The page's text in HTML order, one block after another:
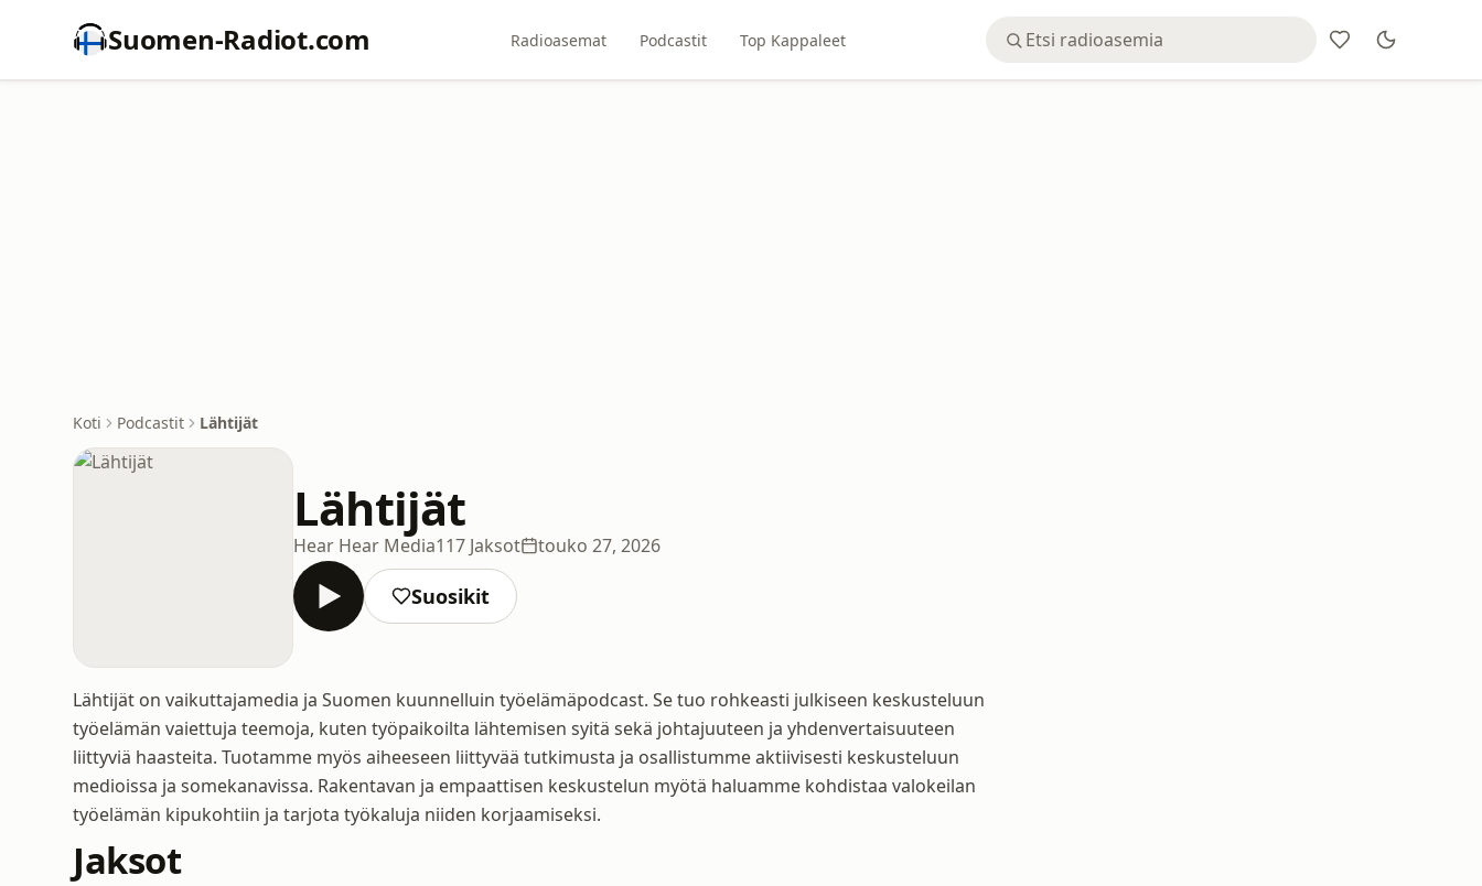
Suomen-Radiot.com Radioasemat Podcastit Top Kappaleet
Koti Podcastit Lähtijät
Lähtijät
Hear Hear Media117 Jaksot touko 27, 2026
Suosikit
Lähtijät on vaikuttajamedia ja Suomen kuunnelluin työelämäpodcast. Se tuo rohkeasti julkiseen keskusteluun
työelämän vaiettuja teemoja, kuten työpaikoilta lähtemisen syitä sekä johtajuuteen ja yhdenvertaisuuteen
liittyviä haasteita. Tuotamme myös aiheeseen liittyvää tutkimusta ja osallistumme aktiivisesti keskusteluun
medioissa ja somekanavissa. Rakentavan ja empaattisen keskustelun myötä haluamme kohdistaa valokeilan
työelämän kipukohtiin ja tarjota työkaluja niiden korjaamiseksi.
Jaksot